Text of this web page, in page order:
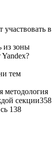
участвовать в
из зоны
тем
методология
секции358
138